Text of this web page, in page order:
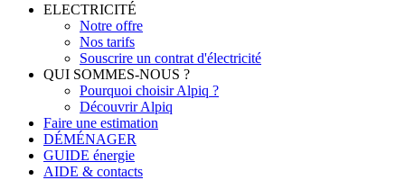
ELECTRICITÉ
Notre offre
Nos tarifs
Souscrire un contrat d'électricité
QUI SOMMES-NOUS ?
Pourquoi choisir Alpiq ?
Découvrir Alpiq
Faire une estimation
DÉMÉNAGER
GUIDE énergie
AIDE & contacts